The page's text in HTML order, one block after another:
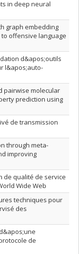
in deep neural
graph embedding
offensive language
d&apos;outils
l&apos;auto-
pairwise molecular
prediction using
de transmission
through meta-
improving
de qualité de service
Wide Web
techniques pour
des
de